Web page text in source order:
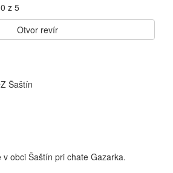
Otvor revír
Šaštín
obci Šaštín pri chate Gazarka.